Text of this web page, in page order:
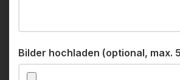
Bilder hochladen (optional, max.